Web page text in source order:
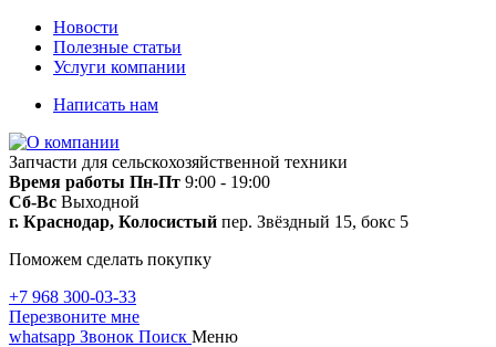
Новости
Полезные статьи
Услуги компании
Написать нам
Запчасти для сельскохозяйственной техники
Время работы Пн-Пт 9:00 - 19:00
Сб-Вс Выходной
г. Краснодар, Колосистый пер. Звёздный 15, бокс 5
Поможем сделать покупку
+7 968 300-03-33
Перезвоните мне
whatsapp Звонок Поиск Меню